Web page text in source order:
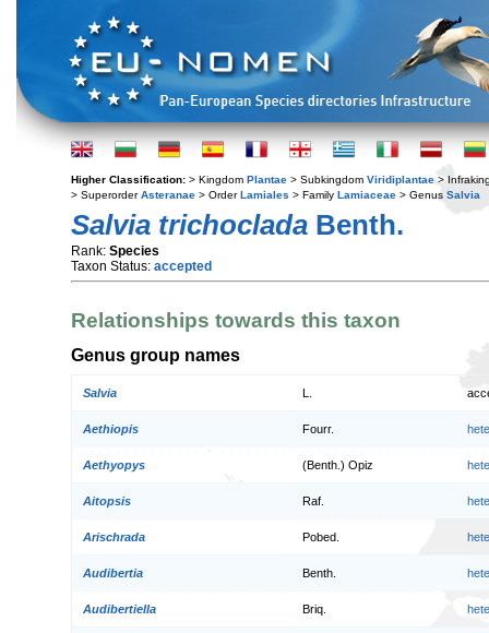
Higher Classification: > Kingdom Plantae > Subkingdom Viridiplantae >
> SuperorderAsteranae > OrderLamiales > Family Lamiaceae > Genus Salvia
Salvia trichoclada Benth.
Rank: Species
Taxon Status: accepted
Relationships towards this taxon
Genus group names
Salvia
Aethiopis Fourr.
Aethyopys (Benth.) Opiz
Aitopsis Raf.
Arischrada Pobed.
Audibertia Benth.
Audibertiella Briq.